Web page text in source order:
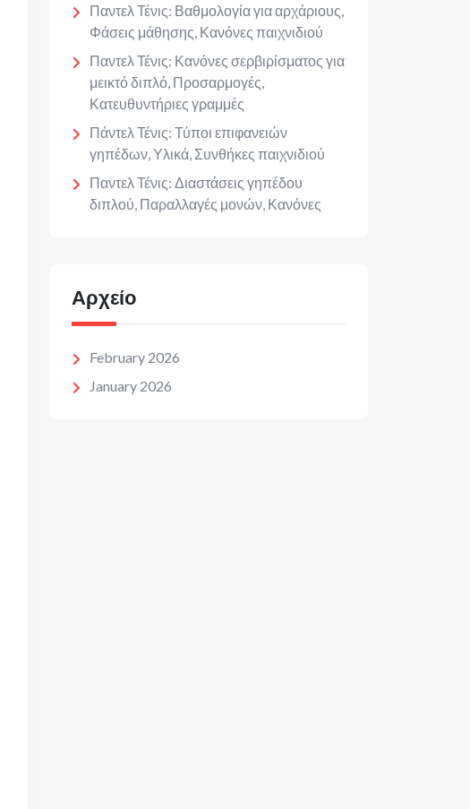
Παντελ Τένις: Βαθμολογία για αρχάριους,
Φάσεις μάθησης, Κανόνες παιχνιδιού
Παντελ Τένις: Κανόνες σερβιρίσματος για
μεικτό διπλό, Προσαρμογές,
Κατευθυντήριες γραμμές
Πάντελ Τένις: Τύποι επιφανειών
γηπέδων, Υλικά, Συνθήκες παιχνιδιού
Παντελ Τένις: Διαστάσεις γηπέδου
διπλού, Παραλλαγές μονών, Κανόνες
Αρχείο
February 2026
January 2026